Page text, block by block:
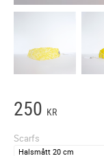
250 KR
Scarfs